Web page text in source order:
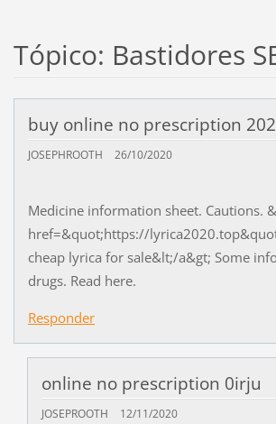
Tópico: Bastidores
buy online no prescription
JOSEPHROOTH 26/10/2020
Medicine information sheet. Cautions.
href=&quot;https://
cheap lyrica for sale&lt;/a&gt; Some
drugs. Read here.
Responder
online no prescription 0irju
JOSEPROOTH 12/11/2020